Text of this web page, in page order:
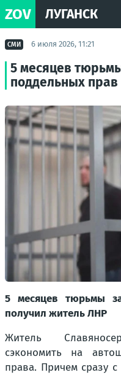
ZOV ЛУГАНСК
СМИ 6 июля 2026, 11:21
5 месяцев
поддельных
5 месяцев тюрьмы
получил житель ЛНР
Житель
сэкономить на
права. Причем сразу